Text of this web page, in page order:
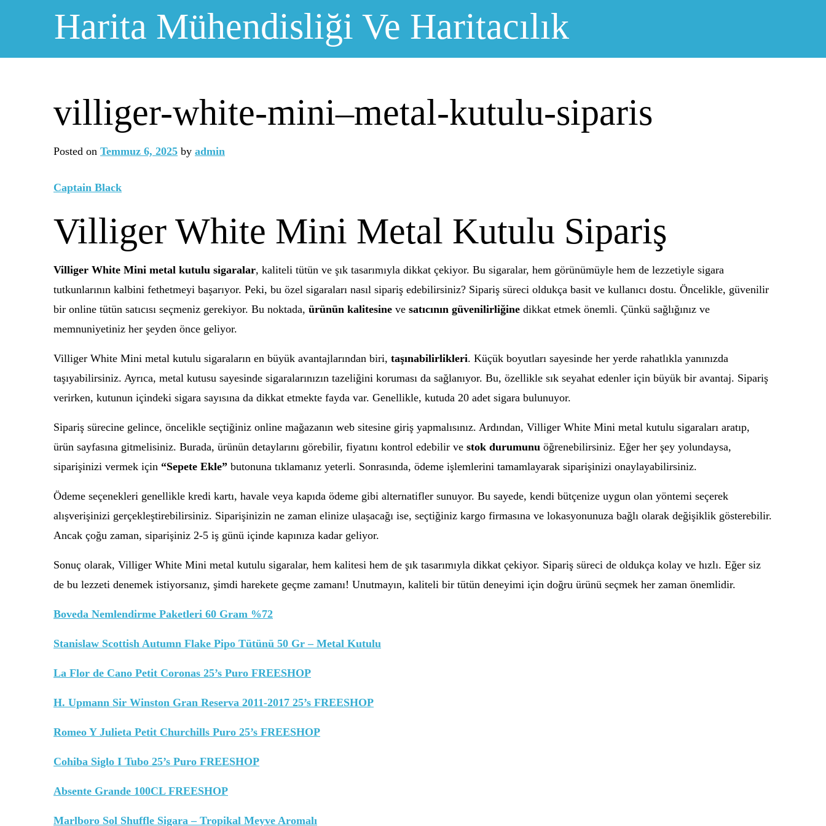
Harita Mühendisliği Ve Haritacılık
villiger-white-mini–metal-kutulu-siparis
Posted on Temmuz 6, 2025 by admin
Captain Black
Villiger White Mini Metal Kutulu Sipariş
Villiger White Mini metal kutulu sigaralar, kaliteli tütün ve şık tasarımıyla dikkat çekiyor. Bu sigaralar, hem görünümüyle hem de lezzetiyle sigara
tutkunlarının kalbini fethetmeyi başarıyor. Peki, bu özel sigaraları nasıl sipariş edebilirsiniz? Sipariş süreci oldukça basit ve kullanıcı dostu. Öncelikle, güvenilir
bir online tütün satıcısı seçmeniz gerekiyor. Bu noktada, ürünün kalitesine ve satıcının güvenilirliğine dikkat etmek önemli. Çünkü sağlığınız ve
memnuniyetiniz her şeyden önce geliyor.
Villiger White Mini metal kutulu sigaraların en büyük avantajlarından biri, taşınabilirlikleri. Küçük boyutları sayesinde her yerde rahatlıkla yanınızda
taşıyabilirsiniz. Ayrıca, metal kutusu sayesinde sigaralarınızın tazeliğini koruması da sağlanıyor. Bu, özellikle sık seyahat edenler için büyük bir avantaj. Sipariş
verirken, kutunun içindeki sigara sayısına da dikkat etmekte fayda var. Genellikle, kutuda 20 adet sigara bulunuyor.
Sipariş sürecine gelince, öncelikle seçtiğiniz online mağazanın web sitesine giriş yapmalısınız. Ardından, Villiger White Mini metal kutulu sigaraları aratıp,
ürün sayfasına gitmelisiniz. Burada, ürünün detaylarını görebilir, fiyatını kontrol edebilir ve stok durumunu öğrenebilirsiniz. Eğer her şey yolundaysa,
siparişinizi vermek için “Sepete Ekle” butonuna tıklamanız yeterli. Sonrasında, ödeme işlemlerini tamamlayarak siparişinizi onaylayabilirsiniz.
Ödeme seçenekleri genellikle kredi kartı, havale veya kapıda ödeme gibi alternatifler sunuyor. Bu sayede, kendi bütçenize uygun olan yöntemi seçerek
alışverişinizi gerçekleştirebilirsiniz. Siparişinizin ne zaman elinize ulaşacağı ise, seçtiğiniz kargo firmasına ve lokasyonunuza bağlı olarak değişiklik gösterebilir.
Ancak çoğu zaman, siparişiniz 2-5 iş günü içinde kapınıza kadar geliyor.
Sonuç olarak, Villiger White Mini metal kutulu sigaralar, hem kalitesi hem de şık tasarımıyla dikkat çekiyor. Sipariş süreci de oldukça kolay ve hızlı. Eğer siz
de bu lezzeti denemek istiyorsanız, şimdi harekete geçme zamanı! Unutmayın, kaliteli bir tütün deneyimi için doğru ürünü seçmek her zaman önemlidir.
Boveda Nemlendirme Paketleri 60 Gram %72
Stanislaw Scottish Autumn Flake Pipo Tütünü 50 Gr – Metal Kutulu
La Flor de Cano Petit Coronas 25’s Puro FREESHOP
H. Upmann Sir Winston Gran Reserva 2011-2017 25’s FREESHOP
Romeo Y Julieta Petit Churchills Puro 25’s FREESHOP
Cohiba Siglo I Tubo 25’s Puro FREESHOP
Absente Grande 100CL FREESHOP
Marlboro Sol Shuffle Sigara – Tropikal Meyve Aromalı